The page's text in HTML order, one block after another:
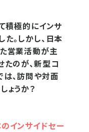
積極的にインサ
。しかし、日本
営業活動が主
たのが、新型コ
は、訪問や対面
ょうか？
インサイドセー